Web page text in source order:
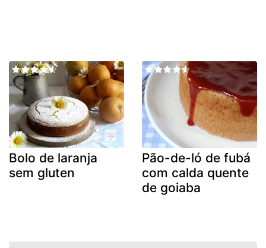
Bolo de laranja
sem gluten
Pão-de-ló de fubá
com calda quente
de goiaba